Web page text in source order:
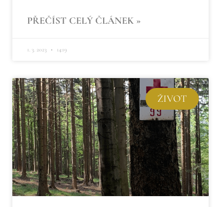
PŘEČÍST CELÝ ČLÁNEK »
1. 3. 2023 14:19
ŽIVOT